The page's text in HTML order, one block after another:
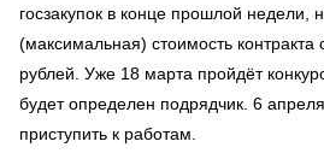
госзакупок в конце прошлой недели,
(максимальная) стоимость контракта
рублей. Уже 18 марта пройдёт
будет определен подрядчик. 6
приступить к работам.